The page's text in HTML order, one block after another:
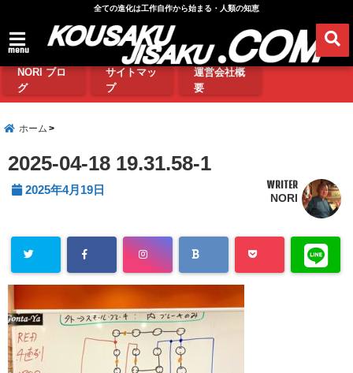
全ての進化は工作自作から始まる・人類の知恵
menu
NORI ブロ
グ
サイトマッ
プ
運営会社概
要
ホーム
2025-04-18 19.31.58-1
2025年4月19日 WRITER
NORI